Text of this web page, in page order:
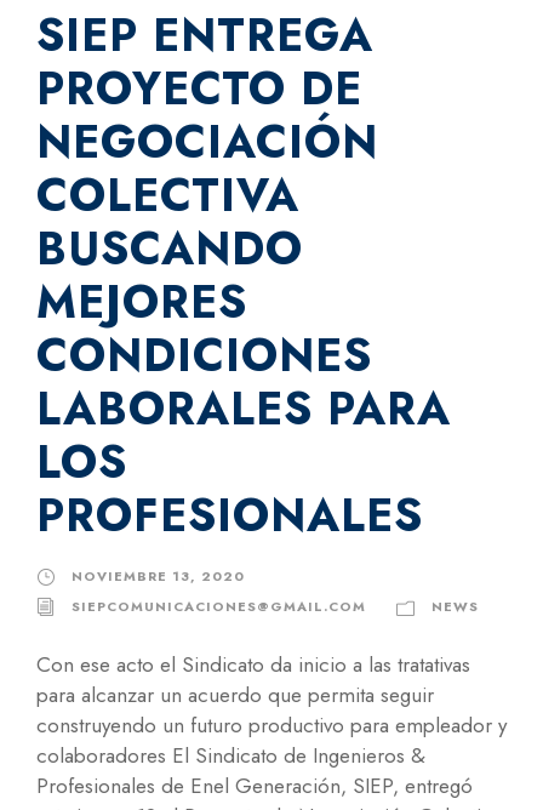
SIEP ENTREGA
PROYECTO DE
NEGOCIACIÓN
COLECTIVA
BUSCANDO
MEJORES
CONDICIONES
LABORALES PARA
LOS
PROFESIONALES
NOVIEMBRE 13, 2020
SIEPCOMUNICACIONES@GMAIL.COM
NEWS
Con ese acto el Sindicato da inicio a las tratativas
para alcanzar un acuerdo que permita seguir
construyendo un futuro productivo para empleador y
colaboradores El Sindicato de Ingenieros &
Profesionales de Enel Generación, SIEP, entregó